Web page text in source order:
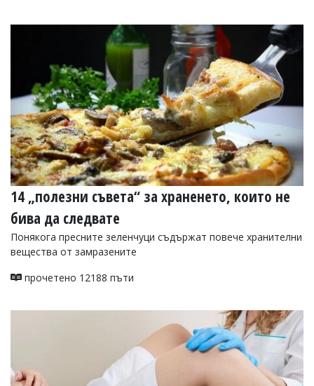
14 „полезни съвета“ за храненето, които не
бива да следвате
Понякога пресните зеленчуци съдържат повече хранителни
вещества от замразените
прочетено 12188 пъти